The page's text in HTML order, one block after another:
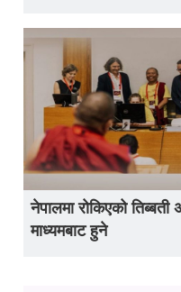
नेपालमा रोकिएको
माध्यमबाट हुने